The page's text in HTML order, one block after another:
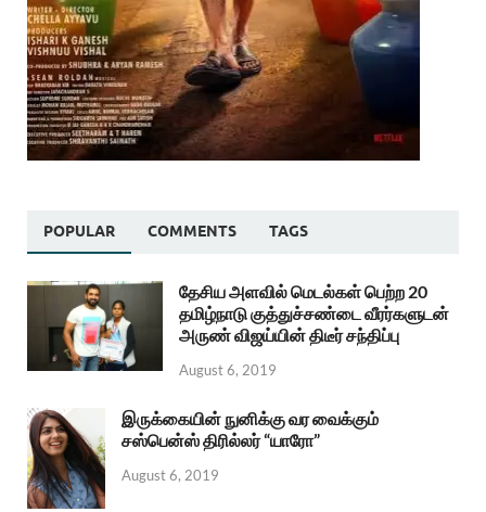
POPULAR COMMENTS TAGS
தேசிய அளவில் மெடல்கள் பெற்ற 20
தமிழ்நாடு குத்துச்சண்டை வீரர்களுடன்
அருண் விஜய்யின் திடீர் சந்திப்பு
August 6, 2019
இருக்கையின் நுனிக்கு வர வைக்கும்
சஸ்பென்ஸ் திரில்லர் “யாரோ”
August 6, 2019